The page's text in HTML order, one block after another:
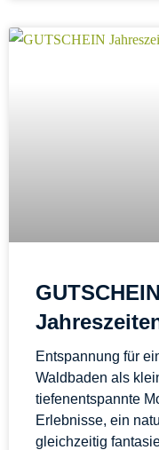
GUTSCHEIN
Entspannung für
Waldbaden als
tiefenentspannte
Erlebnisse, ein
gleichzeitig